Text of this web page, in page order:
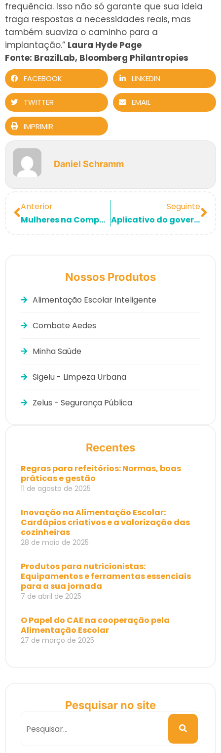
frequência. Isso não só garante que sua ideia
traga respostas a necessidades reais, mas
também suaviza o caminho para a
implantação.” Laura Hyde Page
Fonte: BrazilLab, Bloomberg Philantropies
FACEBOOK LINKEDIN
TWITTER EMAIL
IMPRIMIR
Daniel Schramm
Anterior
Mulheres na Computação: Conheça a realidade das Desenvolvedoras da Lemobs.
Seguinte
Aplicativo do governo federal auxilia no combate ao Aedes aegypti
Nossos Produtos
Alimentação Escolar Inteligente
Combate Aedes
Minha Saúde
Sigelu - Limpeza Urbana
Zelus - Segurança Pública
Recentes
Regras para refeitórios: Normas, boas
práticas e gestão
11 de agosto de 2025
Inovação na Alimentação Escolar:
Cardápios criativos e a valorização das
cozinheiras
28 de maio de 2025
Produtos para nutricionistas:
Equipamentos e ferramentas essenciais
para a sua jornada
7 de abril de 2025
O Papel do CAE na cooperação pela
Alimentação Escolar
27 de março de 2025
Pesquisar no site